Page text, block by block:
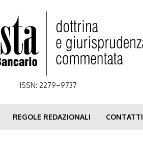
ISSN: 2279–9737
REGOLE REDAZIONALI CONTATTI